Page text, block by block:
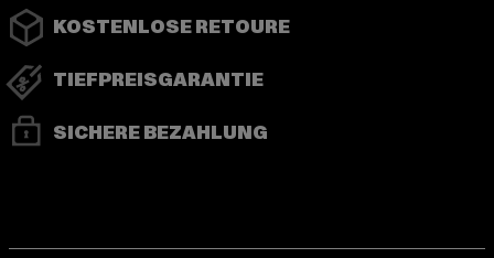
KOSTENLOSE RETOURE
TIEFPREISGARANTIE
SICHERE BEZAHLUNG